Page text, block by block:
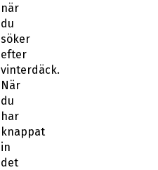
när
du
söker
efter
vinterdäck.
När
du
har
knappat
in
det